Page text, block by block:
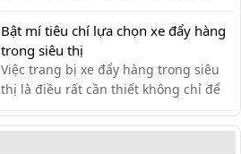
kéo hàng tự chế có ưu nhược điểm gì,
có nên dùng hay không?
Bật mí tiêu chí lựa chọn xe đẩy hàng
trong siêu thị
Việc trang bị xe đẩy hàng trong siêu
thị là điều rất cần thiết không chỉ để
khách hàng đựng đồ khi mua sắm mà
còn hỗ trợ vận chuyển hàng hóa.